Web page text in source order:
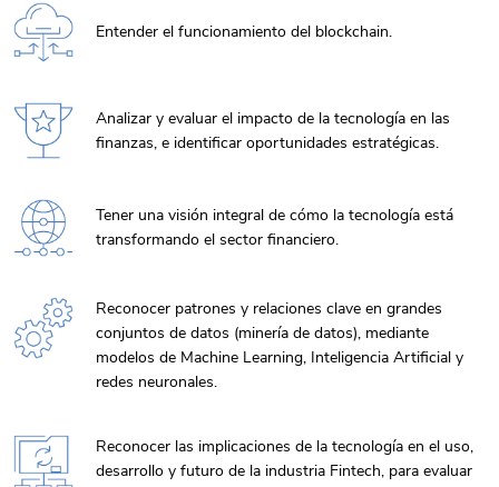
Entender el funcionamiento del blockchain.
Analizar y evaluar el impacto de la tecnología en las
finanzas, e identificar oportunidades estratégicas.
Tener una visión integral de cómo la tecnología está
transformando el sector financiero.
Reconocer patrones y relaciones clave en grandes
conjuntos de datos (minería de datos), mediante
modelos de Machine Learning, Inteligencia Artificial y
redes neuronales.
Reconocer las implicaciones de la tecnología en el uso,
desarrollo y futuro de la industria Fintech, para evaluar